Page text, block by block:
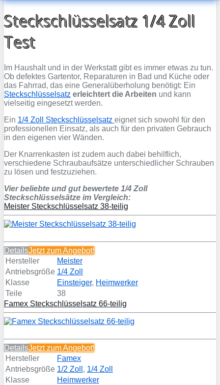
Steckschlüsselsatz 1/4 Zoll
Test
Im Haushalt und in der Werkstatt gibt es immer etwas zu tun.
Ob defektes Gartentor, Reparaturen in Bad und Küche oder
das Fahrrad, das eine Generalüberholung benötigt: Ein
Steckschlüsselsatz erleichtert die Arbeiten und kann
vielseitig eingesetzt werden.
Ein 1/4 Zoll Steckschlüsselsatz eignet sich sowohl für den
professionellen Einsatz, als auch für den privaten Gebrauch
in den eigenen vier Wänden.
Der Knarrenkasten ist zudem auch dabei behilflich,
verschiedene Schraubaufsätze unterschiedlicher Schrauben
zu lösen und festzuziehen.
Vier beliebte und gut bewertete 1/4 Zoll
Steckschlüsselsätze im Vergleich:
Meister Steckschlüsselsatz 38-teilig
DetailsJetzt zumAngebot!
Hersteller
Meister
Antriebsgröße 1/4 Zoll
Klasse
Einsteiger, Heimwerker
Teile
38
Famex Steckschlüsselsatz 66-teilig
DetailsJetzt zumAngebot!
Hersteller
Famex
Antriebsgröße 1/2 Zoll , 1/4 Zoll
Klasse
Heimwerker